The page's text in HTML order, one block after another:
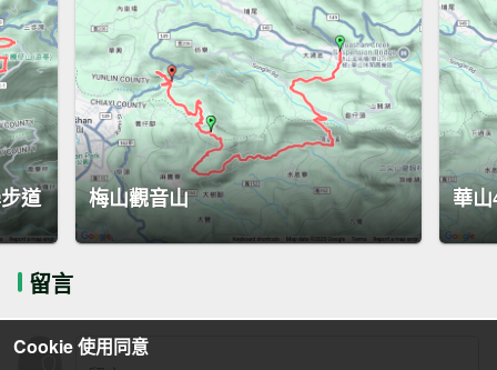
道 梅山觀音山 華
留言
Cookie 使用同意